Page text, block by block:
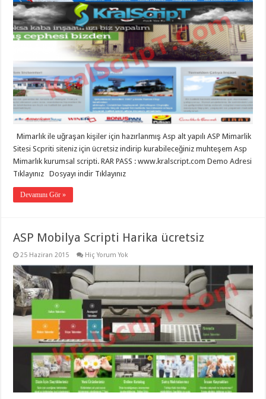
taşımacılık,
evden
taşımacılık,
gaziantep
taşımacılık,
evden
taşımacılık ,
gaziantep
evden
gaziantep
evden
taşımacılık,
gaziantep
taşımacılık,
taşımacılık
evden
nakliyat,
gaziantep
asansörlü
taşıma,
gaziantep
evden
taşımacılık ,
gaziantep
organizasyon,
gaziantep
organizasyon,
gaziantep
organizasyon,
Mimarlık ile uğraşan kişiler için hazırlanmış Asp alt yapılı ASP Mimarlik
Sitesi Scpriti siteniz için ücretsiz indirip kurabileceğiniz muhteşem Asp
Mimarlık kurumsal scripti. RAR PASS : www.kralscript.com Demo Adresi
Tıklayınız Dosyayı indir Tıklayınız
Devamını Gör »
ASP Mobilya Scripti Harika ücretsiz
25 Haziran 2015 Hiç Yorum Yok